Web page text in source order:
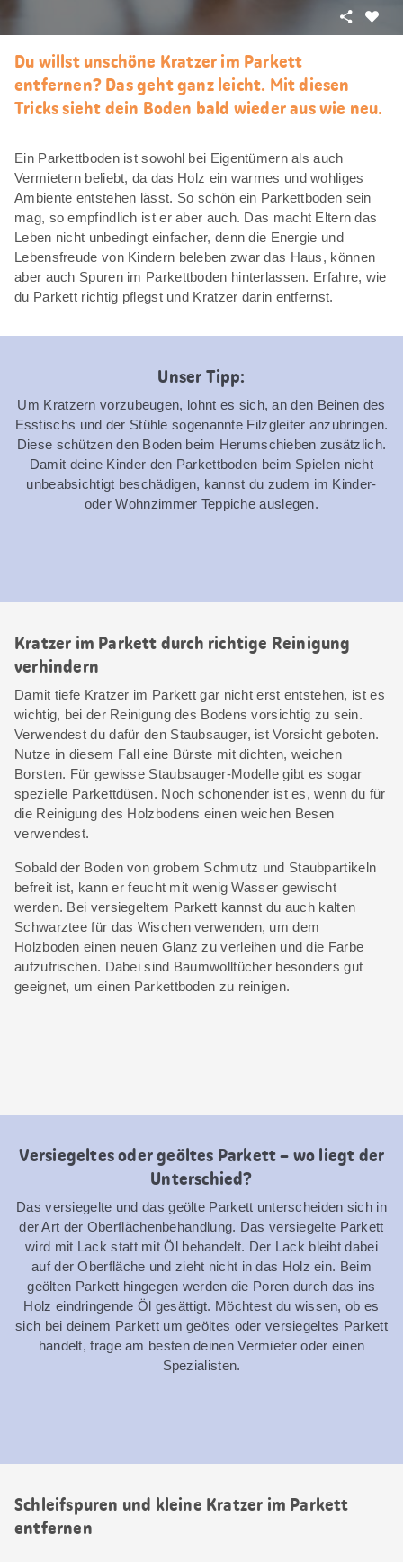
Teilen
Du willst unschöne Kratzer im Parkett
entfernen? Das geht ganz leicht. Mit diesen
Tricks sieht dein Boden bald wieder aus wie neu.
Ein Parkettboden ist sowohl bei Eigentümern als auch
Vermietern beliebt, da das Holz ein warmes und wohliges
Ambiente entstehen lässt. So schön ein Parkettboden sein
mag, so empfindlich ist er aber auch. Das macht Eltern das
Leben nicht unbedingt einfacher, denn die Energie und
Lebensfreude von Kindern beleben zwar das Haus, können
aber auch Spuren im Parkettboden hinterlassen. Erfahre, wie
du Parkett richtig pflegst und Kratzer darin entfernst.
Unser Tipp:
Um Kratzern vorzubeugen, lohnt es sich, an den Beinen des
Esstischs und der Stühle sogenannte Filzgleiter anzubringen.
Diese schützen den Boden beim Herumschieben zusätzlich.
Damit deine Kinder den Parkettboden beim Spielen nicht
unbeabsichtigt beschädigen, kannst du zudem im Kinder-
oder Wohnzimmer Teppiche auslegen.
Kratzer im Parkett durch richtige Reinigung
verhindern
Damit tiefe Kratzer im Parkett gar nicht erst entstehen, ist es
wichtig, bei der Reinigung des Bodens vorsichtig zu sein.
Verwendest du dafür den Staubsauger, ist Vorsicht geboten.
Nutze in diesem Fall eine Bürste mit dichten, weichen
Borsten. Für gewisse Staubsauger-Modelle gibt es sogar
spezielle Parkettdüsen. Noch schonender ist es, wenn du für
die Reinigung des Holzbodens einen weichen Besen
verwendest.
Sobald der Boden von grobem Schmutz und Staubpartikeln
befreit ist, kann er feucht mit wenig Wasser gewischt
werden. Bei versiegeltem Parkett kannst du auch kalten
Schwarztee für das Wischen verwenden, um dem
Holzboden einen neuen Glanz zu verleihen und die Farbe
aufzufrischen. Dabei sind Baumwolltücher besonders gut
geeignet, um einen Parkettboden zu reinigen.
Versiegeltes oder geöltes Parkett – wo liegt der
Unterschied?
Das versiegelte und das geölte Parkett unterscheiden sich in
der Art der Oberflächenbehandlung. Das versiegelte Parkett
wird mit Lack statt mit Öl behandelt. Der Lack bleibt dabei
auf der Oberfläche und zieht nicht in das Holz ein. Beim
geölten Parkett hingegen werden die Poren durch das ins
Holz eindringende Öl gesättigt. Möchtest du wissen, ob es
sich bei deinem Parkett um geöltes oder versiegeltes Parkett
handelt, frage am besten deinen Vermieter oder einen
Spezialisten.
Schleifspuren und kleine Kratzer im Parkett
entfernen